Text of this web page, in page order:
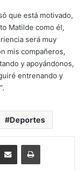
que está motivado,
Matilde como él,
será muy
mis compañeros,
y apoyándonos,
entrenando y
Deportes
Share via Email Print